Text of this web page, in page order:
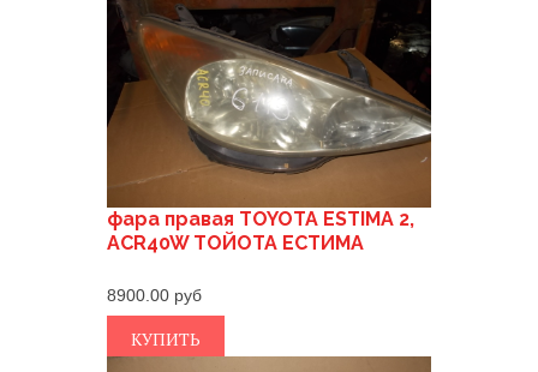
фара правая TOYOTA ESTIMA 2,
ACR40W ТОЙОТА ЕСТИМА
8900.00
КУПИТЬ